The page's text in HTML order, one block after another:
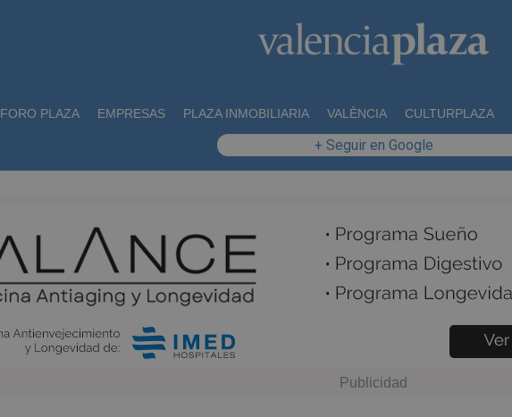
FORO PLAZA EMPRESAS PLAZA INMOBILIARIA VALÈNCIA CULTURPLAZA
+ Seguir en Google